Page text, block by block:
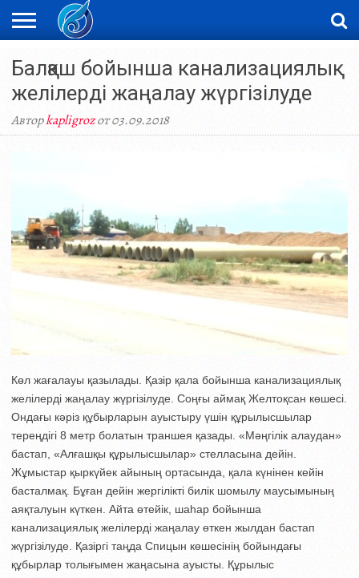
ЖАҢАЛЫҚТАР
НОВОСТИ
ВИДЕО
ФОТОРЕПОРТАЖИ
ОРКЕН
LIVETV
Балқаш бойынша канализациялық
желілерді жаңалау жүргізілуде
Авторkapligrozот 03.09.2018
Көл жағалауы қазылады. Қазір қала бойынша канализациялық
желілерді жаңалау жүргізілуде. Соңғы аймақ Желтоқсан көшесі.
Ондағы кәріз құбырларын ауыстыру үшін құрылысшылар
тереңдігі 8 метр болатын траншея қазады. «Мәңгілік алаудан»
бастап, «Алғашқы құрылысшылар» стелласына дейін.
Жұмыстар қыркүйек айының ортасында, қала күнінен кейін
басталмақ. Бұған дейін жергілікті билік шомылу маусымының
аяқталуын күткен. Айта өтейік, шаһар бойынша
канализациялық желілерді жаңалау өткен жылдан бастап
жүргізілуде. Қазіргі таңда Спицын көшесінің бойындағы
құбырлар толығымен жаңасына ауысты. Құрылыс